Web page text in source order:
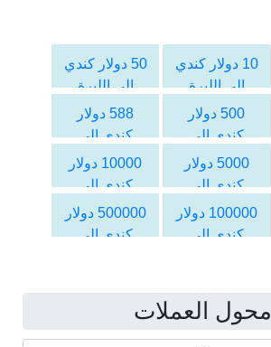
10 دولار كندي
الى الليرة
السورية
50 دولار كندي
الى الليرة
السورية
500 دولار
كندي الى
الليرة السورية
588 دولار
كندي الى
الليرة السورية
5000 دولار
كندي الى
الليرة السورية
10000 دولار
كندي الى
الليرة السورية
100000 دولار
كندي الى
500000 دولار
كندي الى
محول العملات